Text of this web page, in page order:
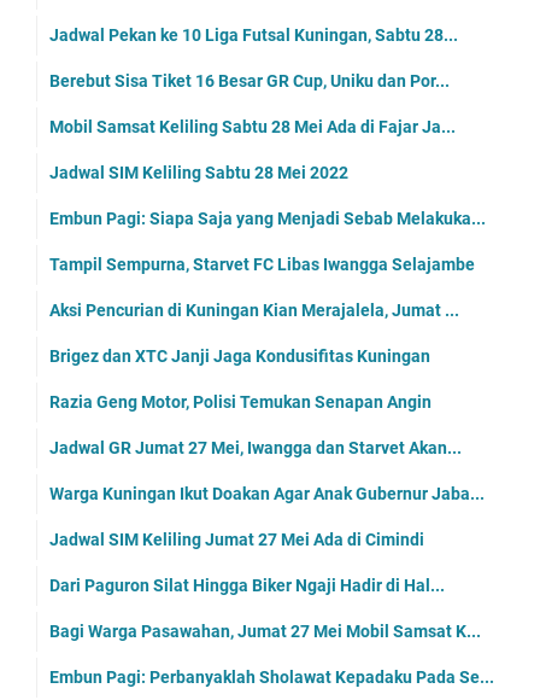
Jadwal Pekan ke 10 Liga Futsal Kuningan, Sabtu 28...
Berebut Sisa Tiket 16 Besar GR Cup, Uniku dan Por...
Mobil Samsat Keliling Sabtu 28 Mei Ada di Fajar Ja...
Jadwal SIM Keliling Sabtu 28 Mei 2022
Embun Pagi: Siapa Saja yang Menjadi Sebab Melakuka...
Tampil Sempurna, Starvet FC Libas Iwangga Selajambe
Aksi Pencurian di Kuningan Kian Merajalela, Jumat ...
Brigez dan XTC Janji Jaga Kondusifitas Kuningan
Razia Geng Motor, Polisi Temukan Senapan Angin
Jadwal GR Jumat 27 Mei, Iwangga dan Starvet Akan...
Warga Kuningan Ikut Doakan Agar Anak Gubernur Jaba...
Jadwal SIM Keliling Jumat 27 Mei Ada di Cimindi
Dari Paguron Silat Hingga Biker Ngaji Hadir di Hal...
Bagi Warga Pasawahan, Jumat 27 Mei Mobil Samsat K...
Embun Pagi: Perbanyaklah Sholawat Kepadaku Pada Se...